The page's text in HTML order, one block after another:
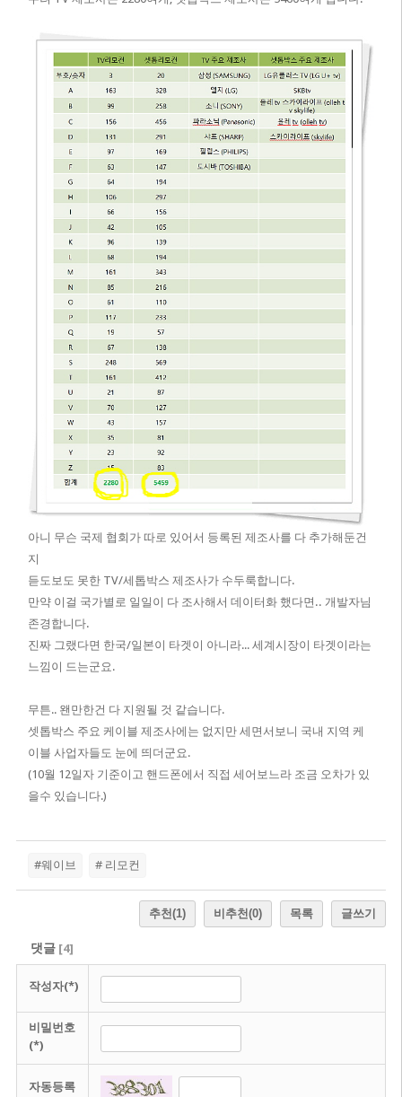
아니 무슨 국제 협회가 따로 있어서 등록된 제조사를 다 추가해둔건
지
듣도보도 못한 TV/세톱박스 제조사가 수두룩합니다.
만약 이걸 국가별로 일일이 다 조사해서 데이터화 했다면.. 개발자님
존경합니다.
진짜 그랬다면 한국/일본이 타겟이 아니라... 세계시장이 타겟이라는
느낌이 드는군요.
무튼.. 왠만한건 다 지원될 것 같습니다.
셋톱박스 주요 케이블 제조사에는 없지만 세면서보니 국내 지역 케
이블 사업자들도 눈에 띄더군요.
(10월 12일자 기준이고 핸드폰에서 직접 세어보느라 조금 오차가 있
을수 있습니다.)
#웨이브 # 리모컨
추천(1) 비추천(0) 목록 글쓰기
댓글[4]
작성자(*)
비밀번호
(*)
자동등록